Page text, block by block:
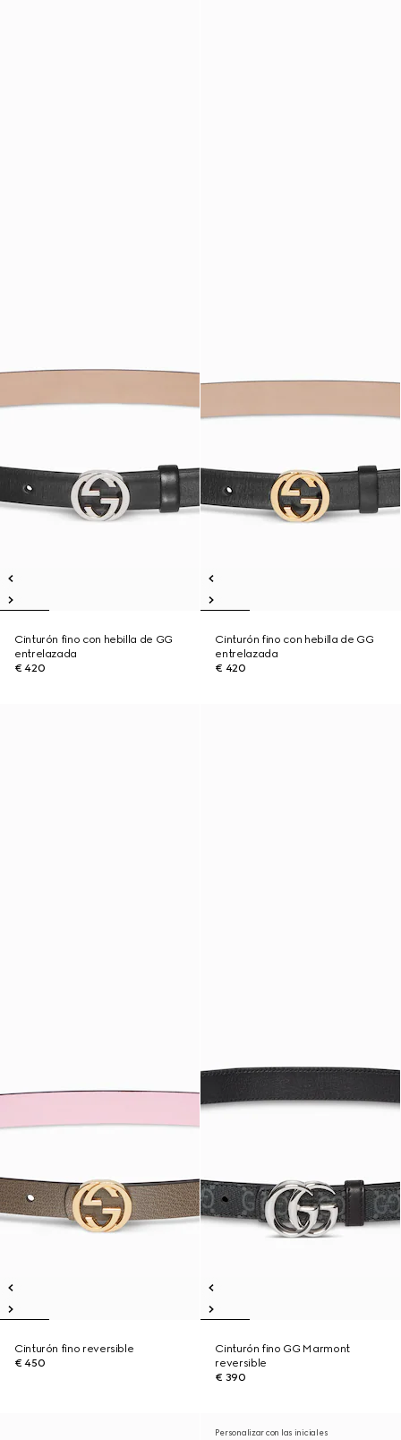
Cinturón fino con hebilla de GG
entrelazada
€ 420
Cinturón fino con hebilla de GG
entrelazada
€ 420
Cinturón fino reversible
€ 450
Cinturón fino GG Marmont
reversible
€ 390
Personalizar con las iniciales